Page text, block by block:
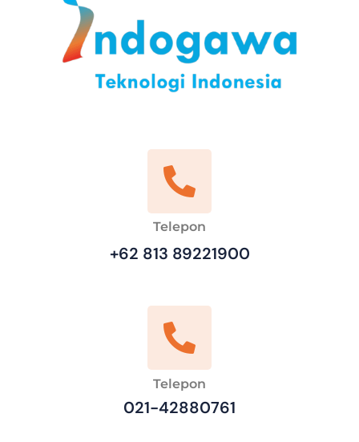
Telepon
+62 813 89221900
Telepon
021-42880761